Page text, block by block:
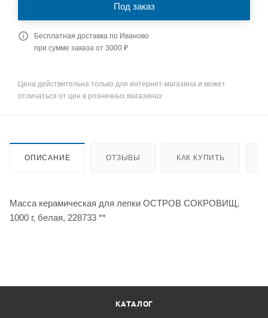
Под заказ
Бесплатная доставка по Иваново
при сумме заказа от 3000 ₽
Цена действительна только для интернет-магазина и может
отличаться от цен в розничных магазинах
ОПИСАНИЕ ОТЗЫВЫ КАК КУПИТЬ
Масса керамическая для лепки ОСТРОВ СОКРОВИЩ,
1000 г, белая, 228733 **
КАТАЛОГ